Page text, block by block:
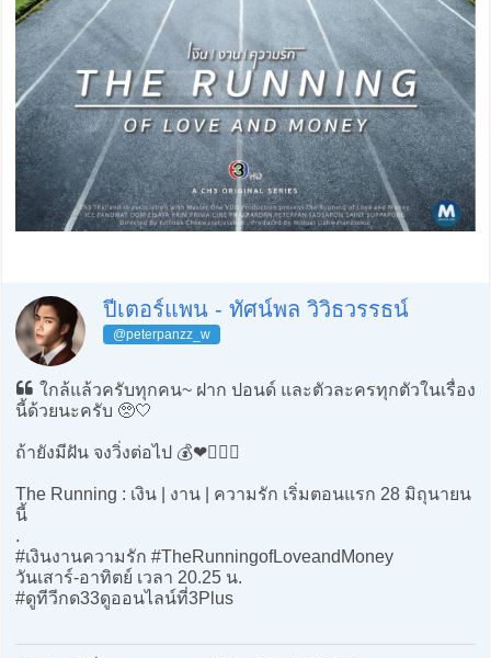
ปีเตอร์แพน - ทัศน์พล วิวิธวรรธน์
@peterpanzz_w
ใกล้แล้วครับทุกคน~ ฝาก ปอนด์ และตัวละครทุกตัวในเรื่อง
นี้ด้วยนะครับ 🥺🤍
ถ้ายังมีฝัน จงวิ่งต่อไป 💰❤️🏃🏻‍♂️
The Running : เงิน | งาน | ความรัก เริ่มตอนแรก 28 มิถุนายน
นี้
.
#เงินงานความรัก #TheRunningofLoveandMoney
วันเสาร์-อาทิตย์ เวลา 20.25 น.
#ดูทีวีกด33ดูออนไลน์ที่3Plus